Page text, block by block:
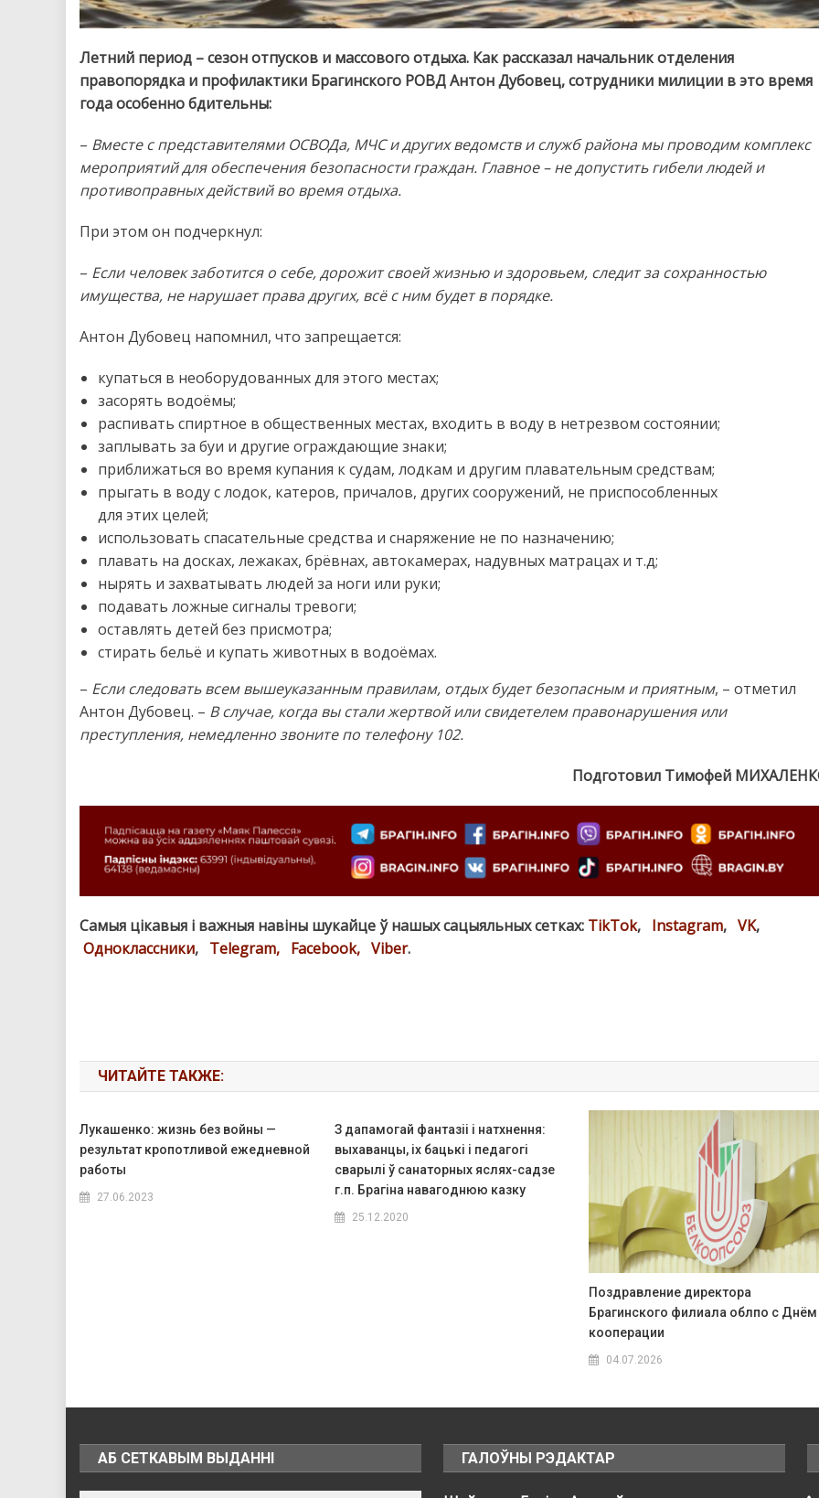
Летний период – сезон отпусков и массового отдыха. Как рассказал начальник отделения
правопорядка и профилактики Брагинского РОВД Антон Дубовец, сотрудники милиции в это время
года особенно бдительны:
– Вместе с представителями ОСВОДа, МЧС и других ведомств и служб района мы проводим комплекс
мероприятий для обеспечения безопасности граждан. Главное – не допустить гибели людей и
противоправных действий во время отдыха.
При этом он подчеркнул:
– Если человек заботится о себе, дорожит своей жизнью и здоровьем, следит за сохранностью
имущества, не нарушает права других, всё с ним будет в порядке.
Антон Дубовец напомнил, что запрещается:
купаться в необорудованных для этого местах;
засорять водоёмы;
распивать спиртное в общественных местах, входить в воду в нетрезвом состоянии;
заплывать за буи и другие ограждающие знаки;
приближаться во время купания к судам, лодкам и другим плавательным средствам;
прыгать в воду с лодок, катеров, причалов, других сооружений, не приспособленных
для этих целей;
использовать спасательные средства и снаряжение не по назначению;
плавать на досках, лежаках, брёвнах, автокамерах, надувных матрацах и т.д;
нырять и захватывать людей за ноги или руки;
подавать ложные сигналы тревоги;
оставлять детей без присмотра;
стирать бельё и купать животных в водоёмах.
– Если следовать всем вышеуказанным правилам, отдых будет безопасным и приятным, – отметил
Антон Дубовец. – В случае, когда вы стали жертвой или свидетелем правонарушения или
преступления, немедленно звоните по телефону 102.
Подготовил Тимофей
Самыя цікавыя і важныя навіны шукайце ў нашых сацыяльных сетках: TikTok, Instagram, VK,
Одноклассники, Telegram, Facebook, Viber.
ЧИТАЙТЕ ТАКЖЕ:
Лукашенко: жизнь без войны —
результат кропотливой ежедневной
работы
27.06.2023
З дапамогай фантазіі і натхнення:
выхаванцы, іх бацькі і педагогі
сварылі ў санаторных яслях-садзе
г.п. Брагіна навагоднюю казку
25.12.2020
Поздравление директора
Брагинского филиала облпо с Днём
кооперации
04.07.2026
АБ СЕТКАВЫМ ВЫДАННІ ГАЛОЎНЫ РЭДАКТАР